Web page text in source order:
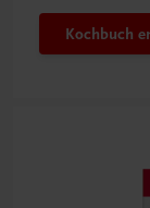
Kochbuch